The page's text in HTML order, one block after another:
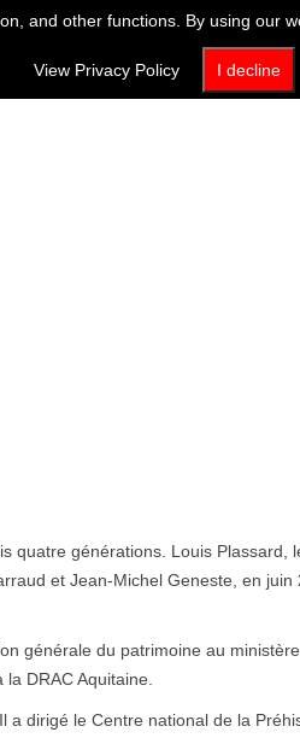
quatre générations. Louis Plassard,
et Jean-Michel Geneste, en
générale du patrimoine au
DRAC Aquitaine.
dirigé le Centre national de la
and other functions. By using our
View Privacy Policy I decline